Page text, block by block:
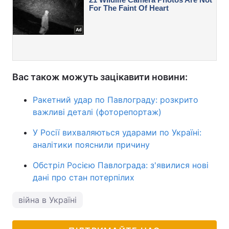
Вас також можуть зацікавити новини:
Ракетний удар по Павлограду: розкрито
важливі деталі (фоторепортаж)
У Росії вихваляються ударами по Україні:
аналітики пояснили причину
Обстріл Росією Павлограда: з'явилися нові
дані про стан потерпілих
війна в Україні